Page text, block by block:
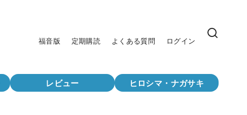
福音版 定期購読 よくある質問 ログイン
レビュー ヒロシマ・ナガサキ